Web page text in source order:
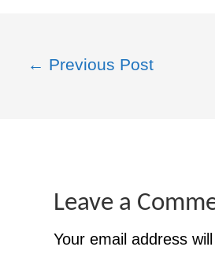
← Previous Post
Leave a
Your email address